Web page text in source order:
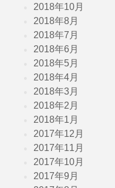
2018年10月
2018年8月
2018年7月
2018年6月
2018年5月
2018年4月
2018年3月
2018年2月
2018年1月
2017年12月
2017年11月
2017年10月
2017年9月